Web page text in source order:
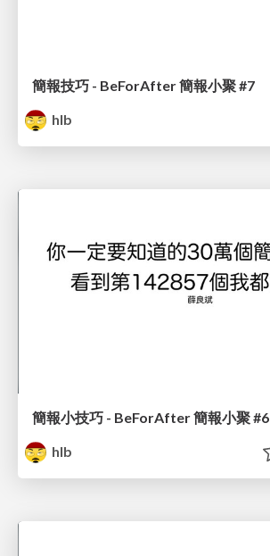
簡報技巧 - BeForAfter 簡報小聚 #7
hlb
簡報小技巧 - BeForAfter 簡報小聚 #6
hlb